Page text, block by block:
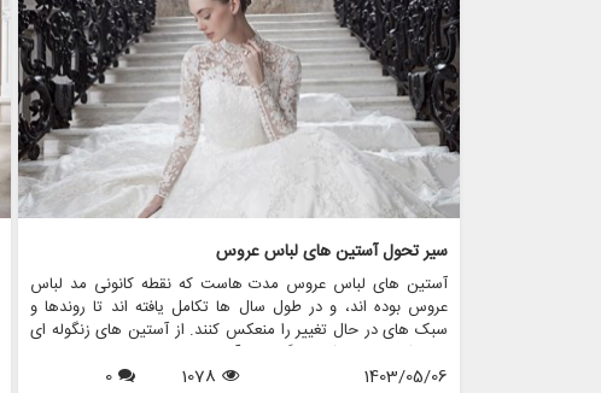
به شما در پیدا کردن یا ایجاد ظاهری عالی کمک کند.
سیر تحول آستین های لباس عروس
آستین های لباس عروس مدت هاست که نقطه کانونی مد لباس
عروس بوده اند، و در طول سال ها تکامل یافته اند تا روندها و
سبک های در حال تغییر را منعکس کنند. از آستین های زنگوله ای
رمانتیک دوران ویکتوریا گرفته تا آستین های زیبای اسقف امروزی،
هر طرحی جذابیت و شخصیت منحصر به فرد خود را دارد. در این
1403/05/06
1078
0